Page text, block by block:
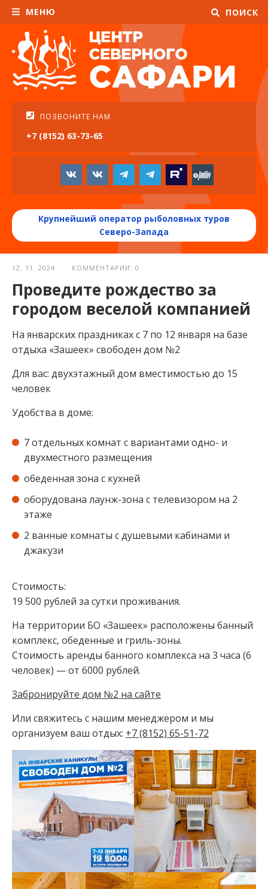
МЕНЮ ПОИСК
ПОЗВОНИТЕ НАМ
+7 (8152) 63-73-65
Крупнейший оператор рыболовных туров
Северо-Запада
12. 11. 2024 · КОММЕНТАРИИ: 0 ·
Проведите рождество за
городом веселой компанией
На январских праздниках с 7 по 12 января на базе
отдыха «Зашеек» свободен дом №2
Для вас: двухэтажный дом вместимостью до 15
человек
Удобства в доме:
7 отдельных комнат с вариантами одно- и
двухместного размещения
обеденная зона с кухней
оборудована лаунж-зона с телевизором на 2
этаже
2 ванные комнаты с душевыми кабинами и
джакузи
Стоимость:
19 500 рублей за сутки проживания.
На территории БО «Зашеек» расположены банный
комплекс, обеденные и гриль-зоны.
Стоимость аренды банного комплекса⁣⁣⁣⁣ на 3 часа (6
человек) — от 6000 рублей⁣⁣.
Забронируйте дом №2 на сайте
Или свяжитесь с нашим менеджером и мы
организуем ваш отдых: +7 (8152) 65-51-72